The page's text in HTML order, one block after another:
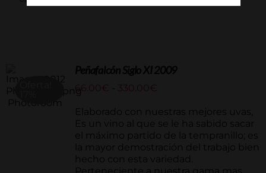
Peñafalcón Siglo XI 2009
66.00 € 330.00 €
precios:
desde
66.00€
hasta
330.00€
Elaborado con nuestras mejores uvas,
Es un vino al que se le ha sabido sacar
el máximo partido de la tempranillo; es
la mayor demostración del trabajo bien
hecho con esta variedad.